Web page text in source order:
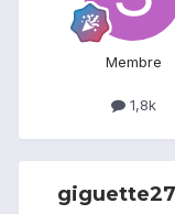
Membre
1,8k